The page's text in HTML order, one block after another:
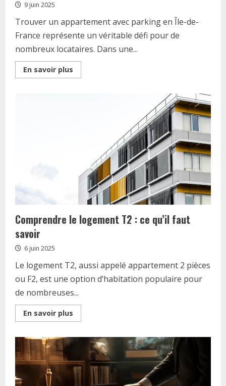
9 juin 2025
Trouver un appartement avec parking en Île-de-
France représente un véritable défi pour de
nombreux locataires. Dans une...
En savoir plus
more
France
votre
allié
pour
dénicher
appartement
avec
Comprendre le logement T2 : ce qu’il faut
savoir
6 juin 2025
Le logement T2, aussi appelé appartement 2 pièces
ou F2, est une option d’habitation populaire pour
de nombreuses...
En savoir plus
more
le
logement
:
ce
qu’il
faut